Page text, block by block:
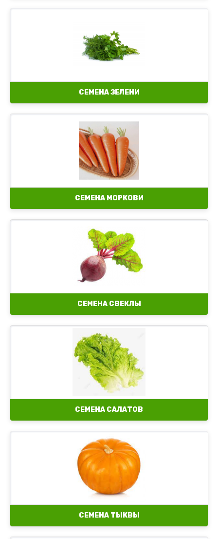
СЕМЕНА ЗЕЛЕНИ
Семена бораго – огуречная трава
Семена кориандра (кинзы)
Семена лекарственных трав
Семена мелиссы
Семена монарды (бергамота)
Семена мяты
СЕМЕНА МОРКОВИ
СЕМЕНА СВЕКЛЫ
СЕМЕНА САЛАТОВ
СЕМЕНА ТЫКВЫ
Семена декоративной тыквы
Семена длинной грушевидной тыквы
Семена круглой тыквы